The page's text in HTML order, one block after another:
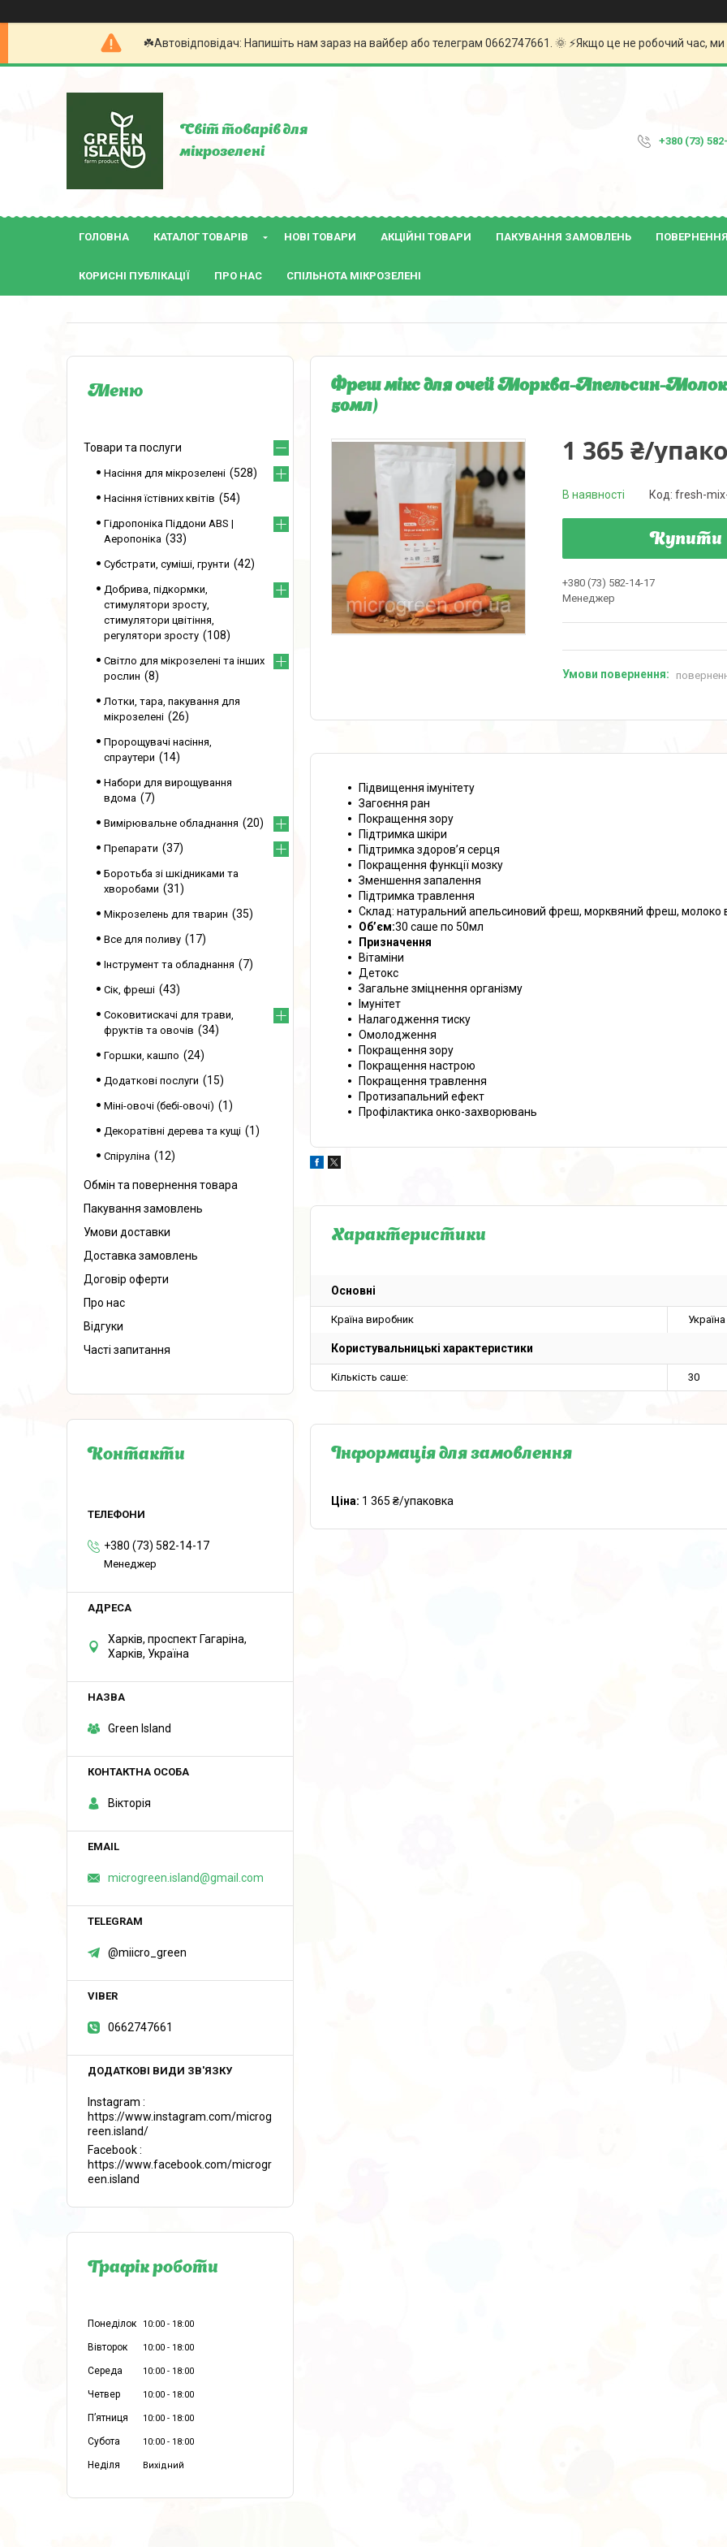
☘️Автовідповідач: Напишіть нам зараз на вайбер або телеграм 0662747661. 🌞 ⚡️Якщо це не робочий час,
Світ товарів для
мікрозелені
+380 (73)
ГОЛОВНА КАТАЛОГ ТОВАРІВ НОВІ ТОВАРИ АКЦІЙНІ ТОВАРИ ПАКУВАННЯ ЗАМОВЛЕНЬ ПОВЕРНЕННЯ
КОРИСНІ ПУБЛІКАЦІЇ ПРО НАС СПІЛЬНОТА МІКРОЗЕЛЕНІ
Фреш мікс для очей Морква-Апельсин-Молоко
50мл)
1 365 ₴/
В наявності Код: fresh-
Купити
+380 (73) 582-14-17
Менеджер
Підвищення імунітету
Загоєння ран
Покращення зору
Підтримка шкіри
Підтримка здоров’я серця
Покращення функції мозку
Зменшення запалення
Підтримка травлення
Склад: натуральний апельсиновий фреш, морквяний фреш, молоко
Обʼєм:30 саше по 50мл
Призначення
Вітаміни
Детокс
Загальне зміцнення організму
Імунітет
Налагодження тиску
Омолодження
Покращення зору
Покращення настрою
Покращення травлення
Протизапальний ефект
Профілактика онко-захворювань
Характеристики
Основні
Країна виробник Україна
Користувальницькі характеристики
Кількість саше: 30
Інформація для замовлення
Ціна: 1 365 ₴/упаковка
Товари та послуги
Насіння для мікрозелені 528
Насіння їстівних квітів 54
Гідропоніка Піддони ABS |
Аеропоніка
33
Субстрати, суміші, грунти 42
Добрива, підкормки,
стимулятори зросту,
стимулятори цвітіння,
регулятори зросту
108
Світло для мікрозелені та інших
рослин
8
Лотки, тара, пакування для
мікрозелені
26
Пророщувачі насіння,
спраутери
14
Набори для вирощування
вдома
7
Вимірювальне обладнання 20
Препарати 37
Боротьба зі шкідниками та
хворобами
31
Мікрозелень для тварин 35
Все для поливу 17
Інструмент та обладнання 7
Сік, фреші 43
Соковитискачі для трави,
фруктів та овочів
34
Горшки, кашпо 24
Додаткові послуги 15
Міні-овочі (бебі-овочі) 1
Декоратівні дерева та кущі 1
Спіруліна 12
Обмін та повернення товара
Пакування замовлень
Умови доставки
Доставка замовлень
Договір оферти
Про нас
Відгуки
Часті запитання
Контакти
+380 (73) 582-14-17
Менеджер
Харків, проспект Гагаріна,
Харків, Україна
Green Island
Вікторія
microgreen.island@gmail.com
@miicro_green
0662747661
Instagram
https://www.instagram.com/microg
reen.island/
Facebook
https://www.facebook.com/microgr
een.island
Графік роботи
Понеділок 10:00 18:00
Вівторок 10:00 18:00
Середа 10:00 18:00
Четвер 10:00 18:00
Пʼятниця 10:00 18:00
Субота 10:00 18:00
Неділя Вихідний